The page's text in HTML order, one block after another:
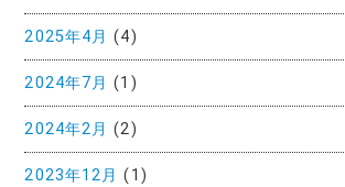
2025年4月 (4)
2024年7月 (1)
2024年2月 (2)
2023年12月 (1)